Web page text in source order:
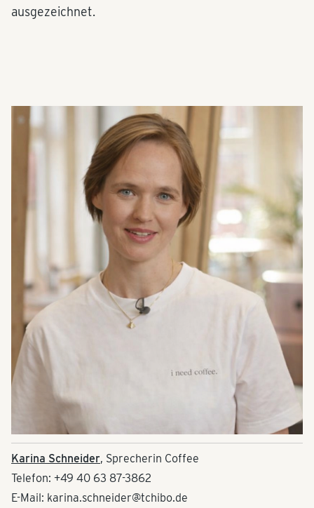
ausgezeichnet.
Karina Schneider, Sprecherin Coffee
Telefon: +49 40 63 87-3862
E-Mail: karina.schneider@tchibo.de